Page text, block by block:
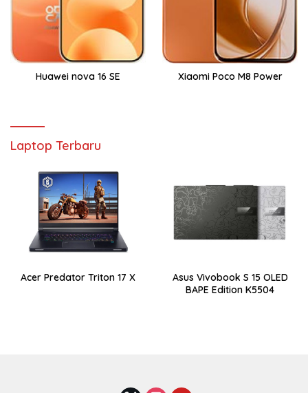
Huawei nova 16 SE Xiaomi Poco M8 Power
Laptop Terbaru
Acer Predator Triton 17 X
Asus Vivobook S 15 OLED
BAPE Edition K5504